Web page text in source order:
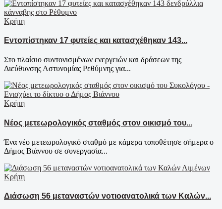
Κρήτη
Εντοπίστηκαν 17 φυτείες και κατασχέθηκαν 143...
Στο πλαίσιο συντονισμένων ενεργειών και δράσεων της
Διεύθυνσης Αστυνομίας Ρεθύμνης για...
Κρήτη
Νέος μετεωρολογικός σταθμός στον οικισμό του...
Ένα νέο μετεωρολογικό σταθμό με κάμερα τοποθέτησε σήμερα ο
Δήμος Βιάννου σε συνεργασία...
Κρήτη
Διάσωση 56 μεταναστών νοτιοανατολικά των Καλών...